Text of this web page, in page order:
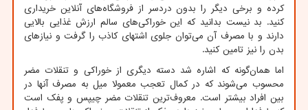
کرده و برخی دیگر را بدون دردسر از فروشگاه‌های آنلاین خریداری
کنید. بد نیست بدانید که این خوراکی‌های سالم ارزش غذایی بالایی
دارند و با مصرف آن می‌توان جلوی اشتهای کاذب را گرفت و نیازهای
بدن را نیز تامین کنید.
اما همان‌گونه که اشاره شد دسته دیگری از خوراکی و تنقلات مضر
محسوب می‌شوند که در کمال تعجب معمولا میل به مصرف آنها در
بین افراد بیشتر است. معروف‌ترین تنقلات مضر چیپس و پفک است